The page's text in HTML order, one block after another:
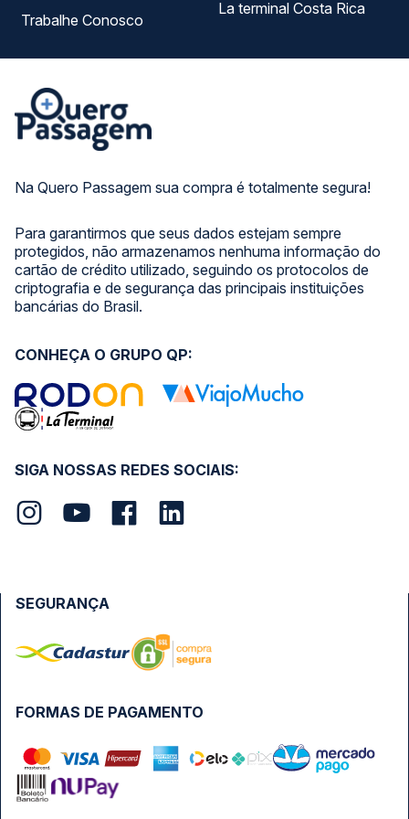
Na Quero Passagem sua compra é totalmente segura!
Para garantirmos que seus dados estejam sempre
protegidos, não armazenamos nenhuma informação do
cartão de crédito utilizado, seguindo os protocolos de
criptografia e de segurança das principais instituições
bancárias do Brasil.
Trabalhe Conosco
La terminal Costa Rica
SIGA NOSSAS REDES SOCIAIS:
CONHEÇA O GRUPO QP:
FORMAS DE PAGAMENTO
SEGURANÇA